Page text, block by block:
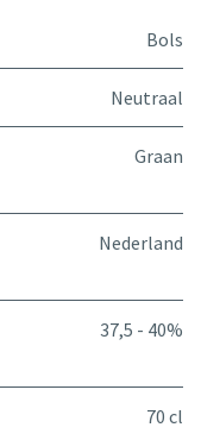
Bols
Neutraal
Graan
Nederland
37,5 - 40%
70 cl